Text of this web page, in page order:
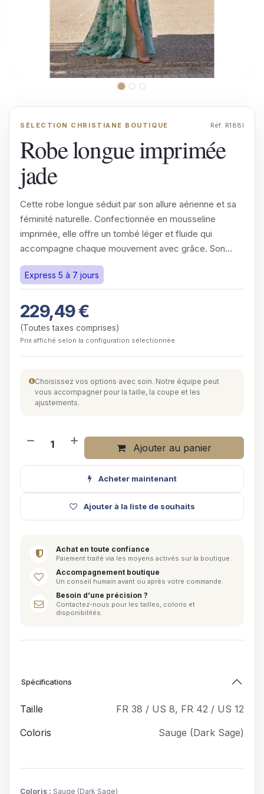
SÉLECTION CHRISTIANE BOUTIQUE Réf. R188I
Robe longue imprimée
jade
Cette robe longue séduit par son allure aérienne et sa
féminité naturelle. Confectionnée en mousseline
imprimée, elle offre un tombé léger et fluide qui
accompagne chaque mouvement avec grâce. Son
encolure américaine…
Express 5 à 7 jours
229,49€
(Toutes taxes comprises)
Prix affiché selon la configuration sélectionnée.
Choisissez vos options avec soin. Notre équipe peut
vous accompagner pour la taille, la coupe et les
ajustements.
Ajouter au panier
Acheter maintenant
Ajouter à la liste de souhaits
Achat en toute confiance
Paiement traité via les moyens activés sur la boutique.
Accompagnement boutique
Un conseil humain avant ou après votre commande.
Besoin d’une précision ?
Contactez-nous pour les tailles, coloris et
disponibilités.
Spécifications
Taille FR 38 / US 8, FR 42 / US 12
Coloris
Sauge (Dark Sage)
Coloris : Sauge (Dark Sage)